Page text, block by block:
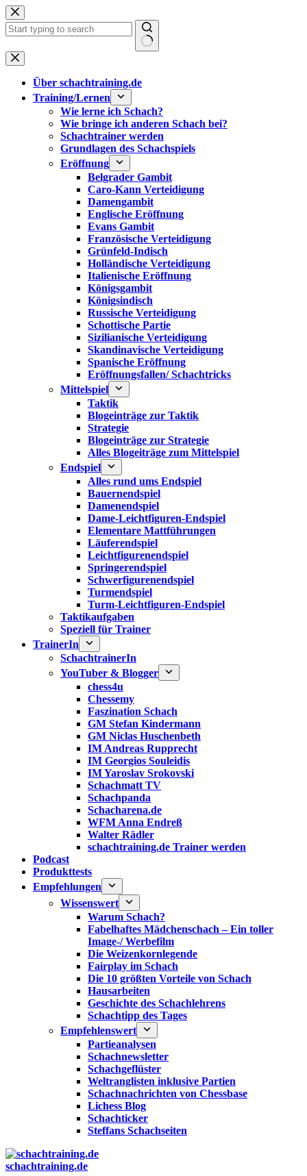
Zum
Inhalt
springen
Keine
Ergebnisse
Über schachtraining.de
Training/Lernen
Wie lerne ich Schach?
Wie bringe ich anderen Schach bei?
Schachtrainer werden
Grundlagen des Schachspiels
Eröffnung
Belgrader Gambit
Caro-Kann Verteidigung
Damengambit
Englische Eröffnung
Evans Gambit
Französische Verteidigung
Grünfeld-Indisch
Holländische Verteidigung
Italienische Eröffnung
Königsgambit
Königsindisch
Russische Verteidigung
Schottische Partie
Sizilianische Verteidigung
Skandinavische Verteidigung
Spanische Eröffnung
Eröffnungsfallen/ Schachtricks
Mittelspiel
Taktik
Blogeinträge zur Taktik
Strategie
Blogeinträge zur Strategie
Alles Blogeiträge zum Mittelspiel
Endspiel
Alles rund ums Endspiel
Bauernendspiel
Damenendspiel
Dame-Leichtfiguren-Endspiel
Elementare Mattführungen
Läuferendspiel
Leichtfigurenendspiel
Springerendspiel
Schwerfigurenendspiel
Turmendspiel
Turm-Leichtfiguren-Endspiel
Taktikaufgaben
Speziell für Trainer
TrainerIn
SchachtrainerIn
YouTuber & Blogger
chess4u
Chessemy
Faszination Schach
GM Stefan Kindermann
GM Niclas Huschenbeth
IM Andreas Rupprecht
IM Georgios Souleidis
IM Yaroslav Srokovski
Schachmatt TV
Schachpanda
Schacharena.de
WFM Anna Endreß
Walter Rädler
schachtraining.de Trainer werden
Podcast
Produkttests
Empfehlungen
Wissenswert
Warum Schach?
Fabelhaftes Mädchenschach – Ein toller
Image-/ Werbefilm
Die Weizenkornlegende
Fairplay im Schach
Die 10 größten Vorteile von Schach‎
Hausarbeiten
Geschichte des Schachlehrens
Schachtipp des Tages
Empfehlenswert
Partieanalysen
Schachnewsletter
Schachgeflüster
Weltranglisten inklusive Partien
Schachnachrichten von Chessbase
Lichess Blog
Schachticker
Steffans Schachseiten
schachtraining.de